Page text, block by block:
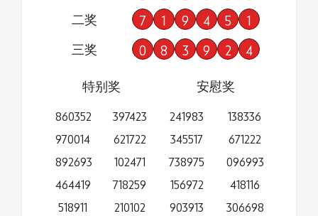
二奖 7 1 9 4 5 1
三奖 0 8 3 9 2 4
特别奖
860352
970014
892693
464419
518911
397423
621722
102471
718259
210102
安慰奖
241983
345517
738975
156972
903913
138336
671222
096993
418116
306698